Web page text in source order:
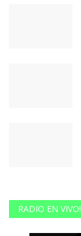
RADIO EN VIVO!